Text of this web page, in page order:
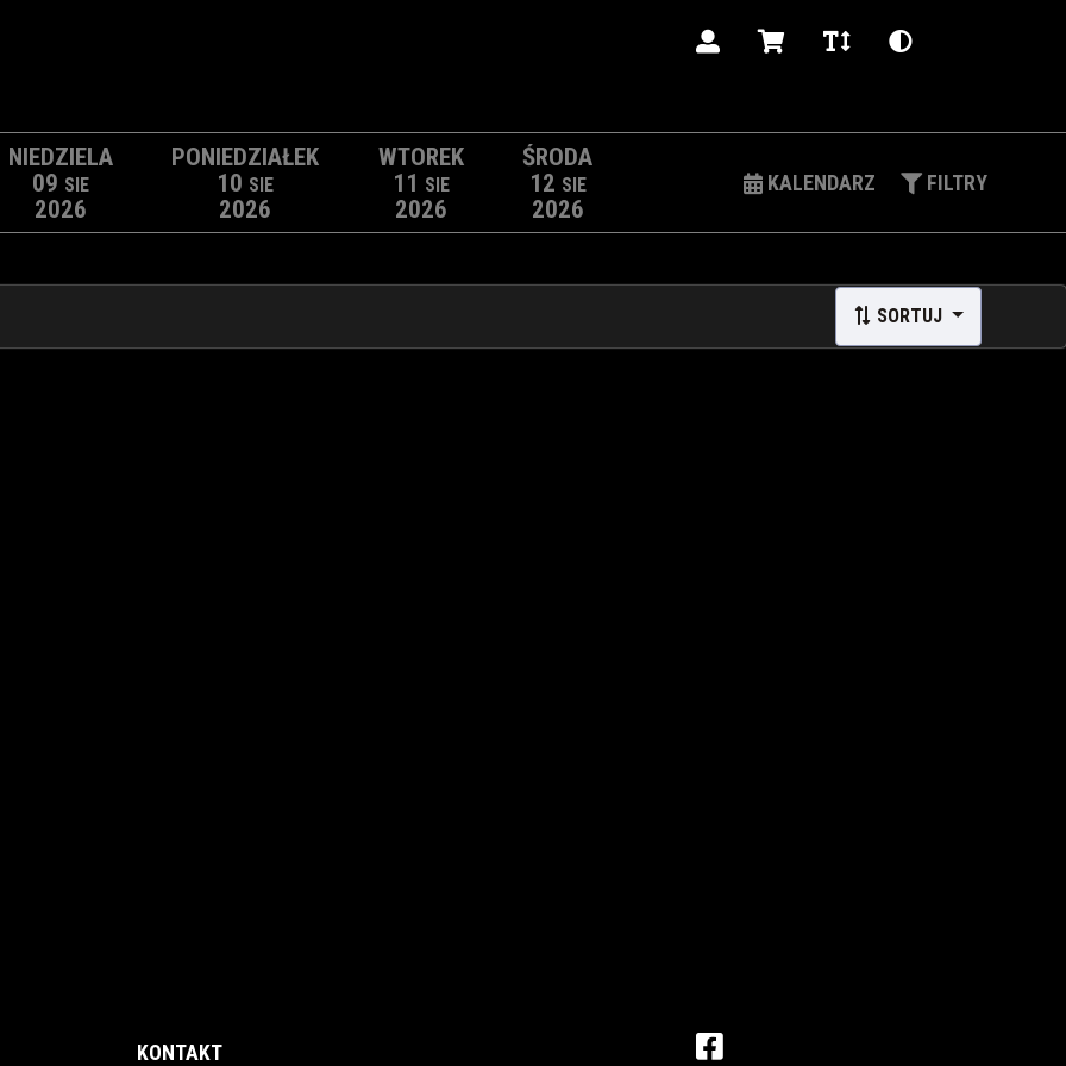
NIEDZIELA
09 SIE
2026
PONIEDZIAŁEK
10 SIE
2026
WTOREK
11 SIE
2026
ŚRODA
12 SIE
2026
KALENDARZ FILTRY
SORTUJ
KONTAKT